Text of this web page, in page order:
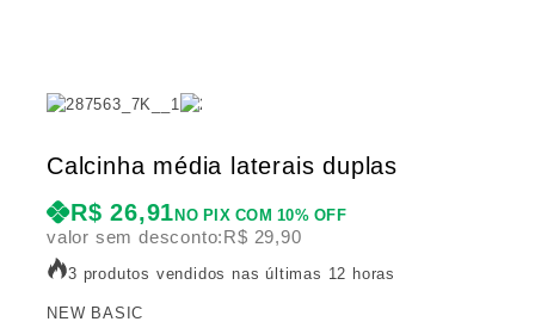
Calcinha média laterais duplas
R$ 26,91NO PIX COM 10% OFF
valor sem desconto:R$ 29,90
3 produtos vendidos nas últimas 12 horas
NEW BASIC